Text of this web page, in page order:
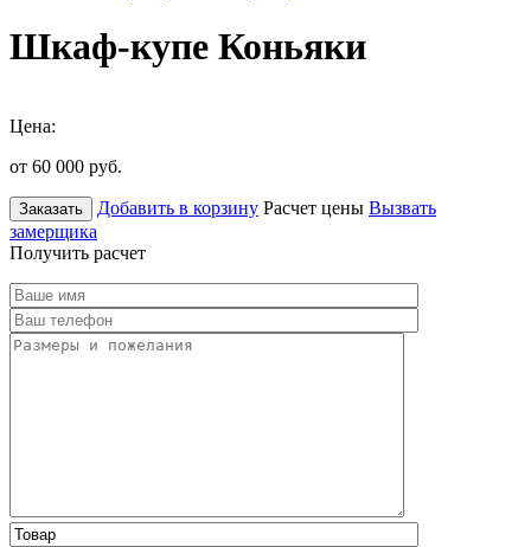
Шкаф-купе Коньяки
Цена:
от 60 000 руб.
Заказать Добавить в корзину Расчет цены Вызвать
замерщика
Получить расчет